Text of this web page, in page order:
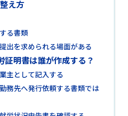
え方
る書類
出を求められる場面がある
証明書は誰が作成する？
主として記入する
務先へ発行依頼する書類では